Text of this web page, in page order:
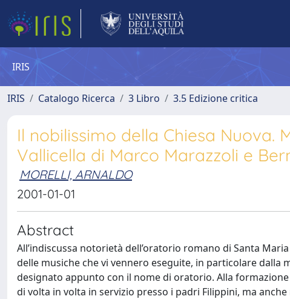
IRIS
IRIS Catalogo Ricerca 3 Libro 3.5 Edizione critica
Il nobilissimo della Chiesa Nuova.
Vallicella di Marco Marazzoli e
MORELLI, ARNALDO
2001-01-01
Abstract
All’indiscussa notorietà dell’oratorio romano di Santa
delle musiche che vi vennero eseguite, in particolare dalla
designato appunto con il nome di oratorio. Alla
di volta in volta in servizio presso i padri Filippini, ma